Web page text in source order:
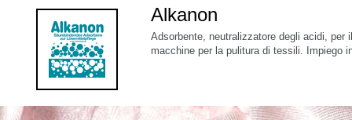
Alkanon
Adsorbente, neutralizzatore degli acidi, per
macchine per la pulitura di tessili. Impiego